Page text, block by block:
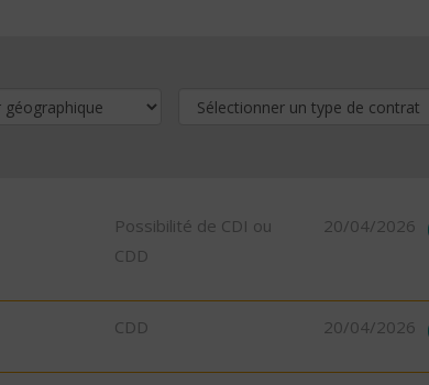
Possibilité de CDI ou
CDD
20/04/2026
CDD 20/04/2026